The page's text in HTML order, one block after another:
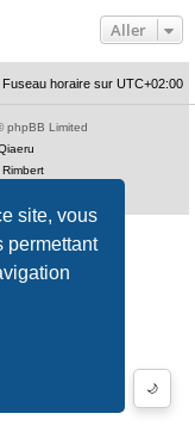
site, vous
permettant
🌙
Aller
Fuseau horaire sur UTC+02:00
phpBB Limited
Rimbert